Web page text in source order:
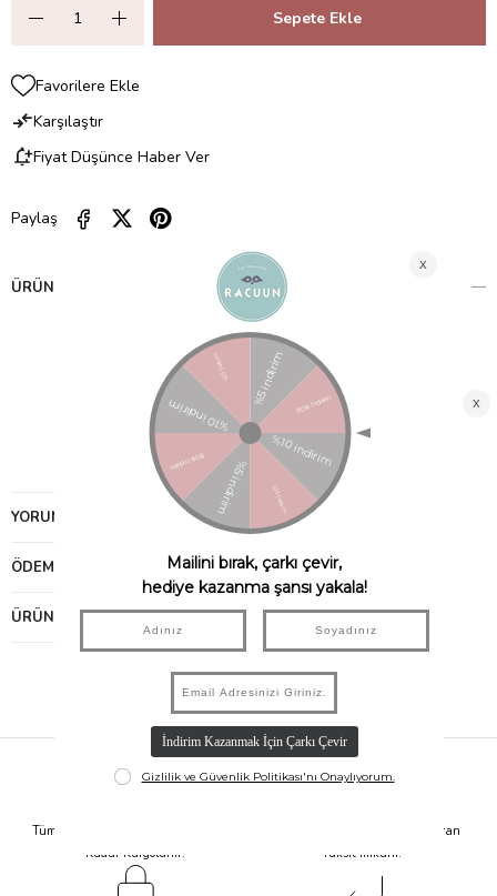
Favorilere Ekle
Karşılaştır
Fiyat Düşünce Haber Ver
Paylaş
ÜRÜN ÖZELLIKLERI
İç astarı ve kenar biyeleri %100 pamuk
Taban astarı hakiki deri
İç Taban hakiki deri
Oyun evi çantasıyla kargo
Beden seçiminde yazan ölçüler bebeğinizin ayak uzunluk
YORUMLAR
ÖDEME SEÇENEKLERI
ÜRÜN ÖNERILERI
Tüm Siparişleriniz Aynı Gün 14.00'a
Kadar Kargolanır.
Tüm Ürünlerde 6 Aya Kadar Varan
Taksit İmkanı!